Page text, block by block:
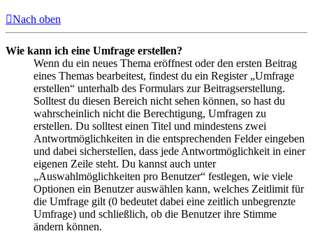
Nach oben
Wie kann ich eine Umfrage erstellen?
Wenn du ein neues Thema eröffnest oder den ersten Beitrag
eines Themas bearbeitest, findest du ein Register „Umfrage
erstellen“ unterhalb des Formulars zur Beitragserstellung.
Solltest du diesen Bereich nicht sehen können, so hast du
wahrscheinlich nicht die Berechtigung, Umfragen zu
erstellen. Du solltest einen Titel und mindestens zwei
Antwortmöglichkeiten in die entsprechenden Felder eingeben
und dabei sicherstellen, dass jede Antwortmöglichkeit in einer
eigenen Zeile steht. Du kannst auch unter
„Auswahlmöglichkeiten pro Benutzer“ festlegen, wie viele
Optionen ein Benutzer auswählen kann, welches Zeitlimit für
die Umfrage gilt (0 bedeutet dabei eine zeitlich unbegrenzte
Umfrage) und schließlich, ob die Benutzer ihre Stimme
ändern können.